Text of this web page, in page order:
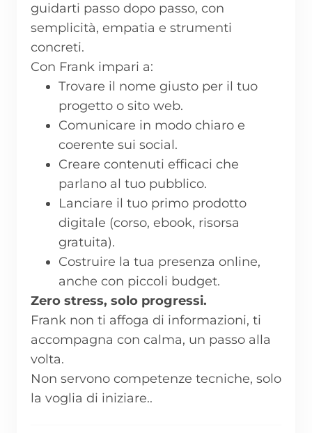
guidarti passo dopo passo, con
semplicità, empatia e strumenti
concreti.
Con Frank impari a:
Trovare il nome giusto per il tuo
progetto o sito web.
Comunicare in modo chiaro e
coerente sui social.
Creare contenuti efficaci che
parlano al tuo pubblico.
Lanciare il tuo primo prodotto
digitale (corso, ebook, risorsa
gratuita).
Costruire la tua presenza online,
anche con piccoli budget.
Zero stress, solo progressi.
Frank non ti affoga di informazioni, ti
accompagna con calma, un passo alla
volta.
Non servono competenze tecniche, solo
la voglia di iniziare..